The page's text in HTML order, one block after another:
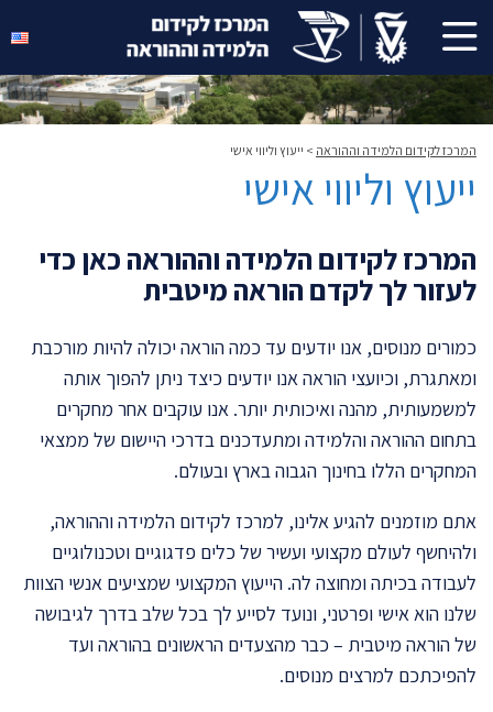
המרכז לקידום הלמידה וההוראה > ייעוץ וליווי אישי
ייעוץ וליווי אישי
המרכז לקידום הלמידה וההוראה כאן כדי
לעזור לך לקדם הוראה מיטבית
כמורים מנוסים, אנו יודעים עד כמה הוראה יכולה להיות מורכבת
ומאתגרת, וכיועצי הוראה אנו יודעים כיצד ניתן להפוך אותה
למשמעותית, מהנה ואיכותית יותר. אנו עוקבים אחר מחקרים
בתחום ההוראה והלמידה ומתעדכנים בדרכי היישום של ממצאי
המחקרים הללו בחינוך הגבוה בארץ ובעולם.
אתם מוזמנים להגיע אלינו, למרכז לקידום הלמידה וההוראה,
ולהיחשף לעולם מקצועי ועשיר של כלים פדגוגיים וטכנולוגיים
לעבודה בכיתה ומחוצה לה. הייעוץ המקצועי שמציעים אנשי הצוות
שלנו הוא אישי ופרטני, ונועד לסייע לך בכל שלב בדרך לגיבושה
של הוראה מיטבית – כבר מהצעדים הראשונים בהוראה ועד
להפיכתכם למרצים מנוסים.